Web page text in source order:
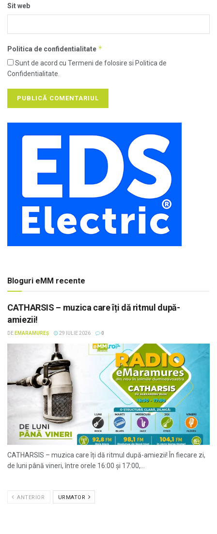
Sit web
Politica de confidentialitate *
Sunt de acord cu Termeni de folosire si Politica de
Confidentialitate.
Bloguri eMM recente
CATHARSIS – muzica care îți dă ritmul după-
amiezii!
DE EMARAMUREȘ 29 IULIE 2026 0
CATHARSIS – muzica care îți dă ritmul după-amiezii! În fiecare zi,
de luni până vineri, între orele 16:00 și 17:00,...
ANTERIOR URMATOR